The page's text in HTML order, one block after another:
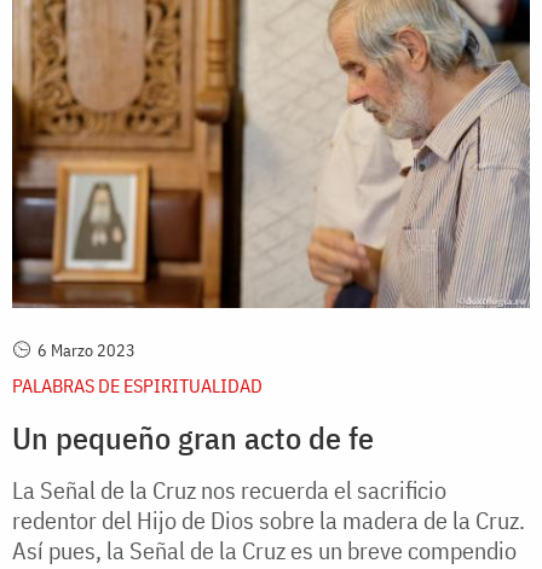
6 Marzo 2023
PALABRAS DE ESPIRITUALIDAD
Un pequeño gran acto de fe
La Señal de la Cruz nos recuerda el sacrificio
redentor del Hijo de Dios sobre la madera de la Cruz.
Así pues, la Señal de la Cruz es un breve compendio